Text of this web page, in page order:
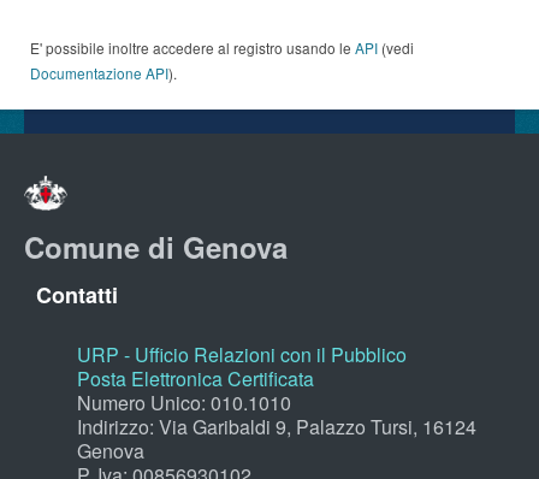
E' possibile inoltre accedere al registro usando le API (vedi
Documentazione API).
Comune di Genova
Contatti
URP - Ufficio Relazioni con il Pubblico
Posta Elettronica Certificata
Numero Unico: 010.1010
Indirizzo: Via Garibaldi 9, Palazzo Tursi, 16124
Genova